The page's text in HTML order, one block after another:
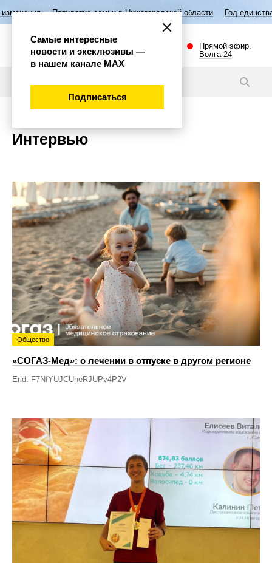
Пятилетие семьи в Нижегородской области Год единства народов
Прямой эфир.
Волга 24
Интервью
Общество
«СОГАЗ-Мед»: о лечении в отпуске в другом регионе
Erid: F7NfYUJCUneRJUPv4P2V
Самые интересные
новости и эксклюзивы —
в нашем канале МАХ
Подписаться